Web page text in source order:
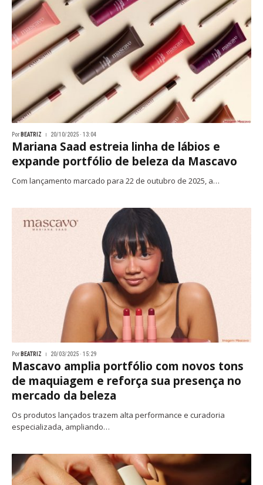
Por BEATRIZ 20/10/2025 · 13:04
Mariana Saad estreia linha de lábios e
expande portfólio de beleza da Mascavo
Com lançamento marcado para 22 de outubro de 2025, a…
Por BEATRIZ 20/03/2025 · 15:29
Mascavo amplia portfólio com novos tons
de maquiagem e reforça sua presença no
mercado da beleza
Os produtos lançados trazem alta performance e curadoria
especializada, ampliando…